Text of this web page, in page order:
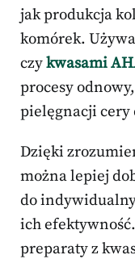
jak produkcja
komórek.
czykwasami
procesy
pielęgnacji cery
Dzięki
można lepiej
do
ich
preparaty z